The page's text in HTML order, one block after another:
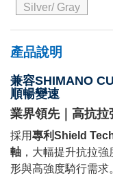
Silver/ Gray
產品說明
兼容SHIMANO
順暢變速
業界領先｜高抗拉
採用專利Shield
軸 ，大幅提升抗拉
形與高強度騎行需求